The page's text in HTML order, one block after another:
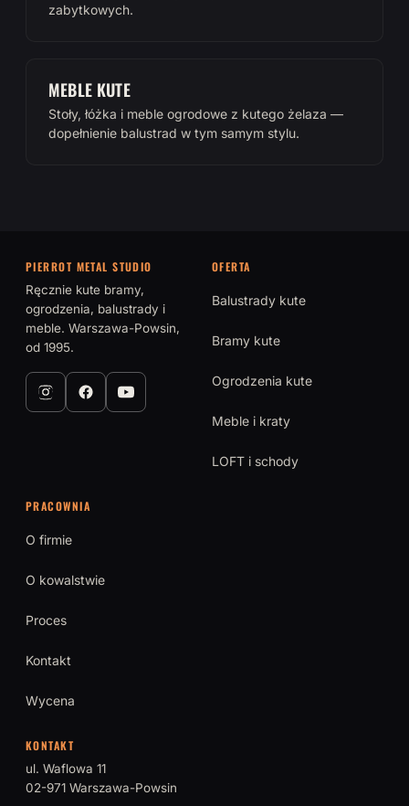
zabytkowych.
MEBLE KUTE
Stoły, łóżka i meble ogrodowe z kutego żelaza —
dopełnienie balustrad w tym samym stylu.
PIERROT METAL STUDIO
Ręcznie kute bramy,
ogrodzenia, balustrady i
meble. Warszawa-Powsin,
od 1995.
OFERTA
Balustrady kute
Bramy kute
Ogrodzenia kute
Meble i kraty
LOFT i schody
PRACOWNIA
O firmie
O kowalstwie
Proces
Kontakt
Wycena
KONTAKT
ul. Waflowa 11
02-971 Warszawa-Powsin